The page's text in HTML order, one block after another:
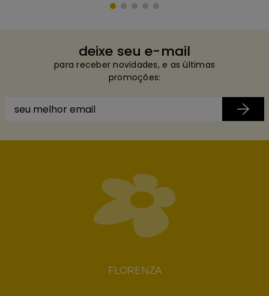
deixe seu e-mail
para receber novidades, e as últimas
promoções:
FLORENZA